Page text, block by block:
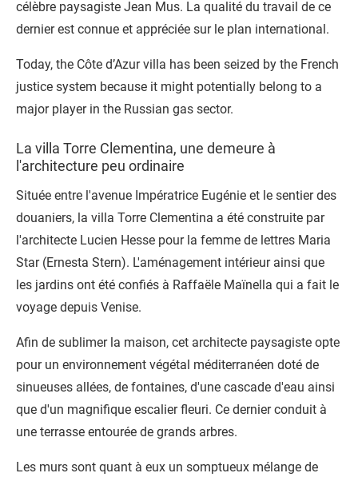
célèbre paysagiste Jean Mus. La qualité du travail de ce
dernier est connue et appréciée sur le plan international.
Today, the Côte d’Azur villa has been seized by the French
justice system because it might potentially belong to a
major player in the Russian gas sector.
La villa Torre Clementina, une demeure à
l'architecture peu ordinaire
Située entre l'avenue Impératrice Eugénie et le sentier des
douaniers, la villa Torre Clementina a été construite par
l'architecte Lucien Hesse pour la femme de lettres Maria
Star (Ernesta Stern). L'aménagement intérieur ainsi que
les jardins ont été confiés à Raffaële Maïnella qui a fait le
voyage depuis Venise.
Afin de sublimer la maison, cet architecte paysagiste opte
pour un environnement végétal méditerranéen doté de
sinueuses allées, de fontaines, d'une cascade d'eau ainsi
que d'un magnifique escalier fleuri. Ce dernier conduit à
une terrasse entourée de grands arbres.
Les murs sont quant à eux un somptueux mélange de